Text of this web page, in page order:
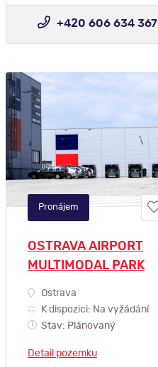
+420 606 634 367
OSTRAVA AIRPORT
MULTIMODAL PARK
Ostrava
K dispozici: Na vyžádání
Stav: Plánovaný
Detail pozemku
Pronájem